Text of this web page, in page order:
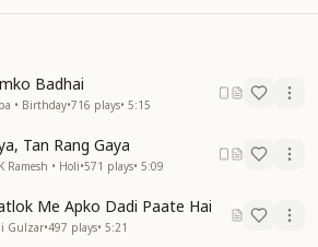
में
नयनों के तारे खेवनहार
तुम ही हमारे तारणहार
नयनों के तारे खेवनहार
Badhai
• Birthday•716 plays• 5:15
Tan Rang Gaya
Ramesh • Holi•571 plays• 5:09
Me Apko Dadi Paate Hai
Gulzar•497 plays• 5:21